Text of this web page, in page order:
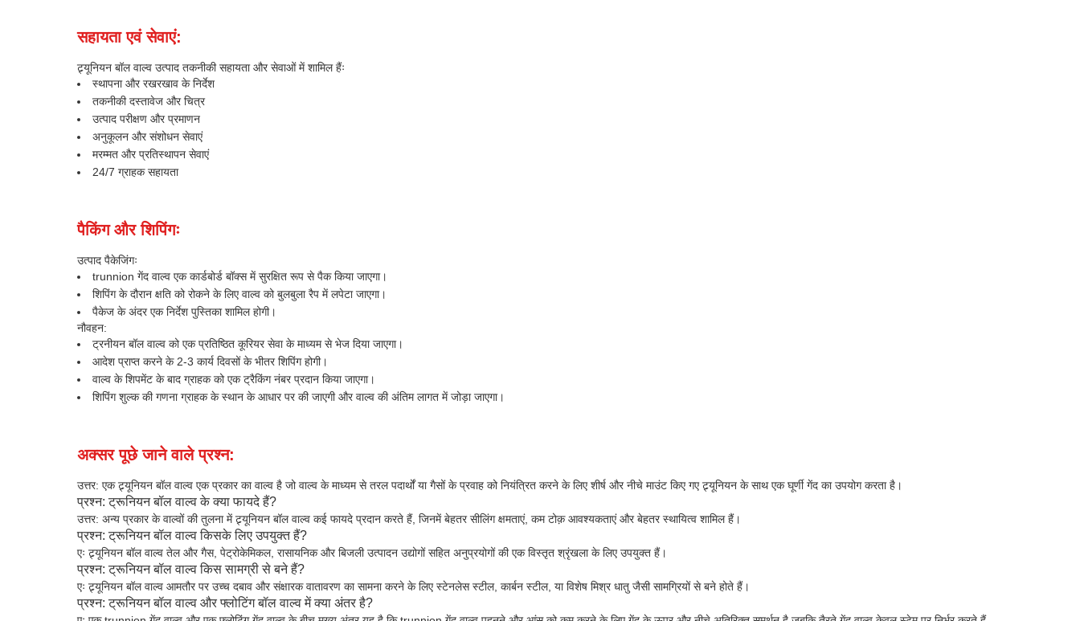
सहायता एवं सेवाएं:
ट्र्यूनियन बॉल वाल्व उत्पाद तकनीकी सहायता और सेवाओं में शामिल हैंः
स्थापना और रखरखाव के निर्देश
तकनीकी दस्तावेज और चित्र
उत्पाद परीक्षण और प्रमाणन
अनुकूलन और संशोधन सेवाएं
मरम्मत और प्रतिस्थापन सेवाएं
24/7 ग्राहक सहायता
पैकिंग और शिपिंगः
उत्पाद पैकेजिंगः
trunnion गेंद वाल्व एक कार्डबोर्ड बॉक्स में सुरक्षित रूप से पैक किया जाएगा।
शिपिंग के दौरान क्षति को रोकने के लिए वाल्व को बुलबुला रैप में लपेटा जाएगा।
पैकेज के अंदर एक निर्देश पुस्तिका शामिल होगी।
नौवहन:
ट्रनीयन बॉल वाल्व को एक प्रतिष्ठित कूरियर सेवा के माध्यम से भेज दिया जाएगा।
आदेश प्राप्त करने के 2-3 कार्य दिवसों के भीतर शिपिंग होगी।
वाल्व के शिपमेंट के बाद ग्राहक को एक ट्रैकिंग नंबर प्रदान किया जाएगा।
शिपिंग शुल्क की गणना ग्राहक के स्थान के आधार पर की जाएगी और वाल्व की अंतिम लागत में जोड़ा जाएगा।
अक्सर पूछे जाने वाले प्रश्न:
उत्तर: एक ट्र्यूनियन बॉल वाल्व एक प्रकार का वाल्व है जो वाल्व के माध्यम से तरल पदार्थों या गैसों के प्रवाह को नियंत्रित करने के लिए शीर्ष और नीचे माउंट किए गए ट्र्यूनियन के साथ एक घूर्णी गेंद का उपयोग करता है।
प्रश्न: ट्रूनियन बॉल वाल्व के क्या फायदे हैं?
उत्तर: अन्य प्रकार के वाल्वों की तुलना में ट्र्यूनियन बॉल वाल्व कई फायदे प्रदान करते हैं, जिनमें बेहतर सीलिंग क्षमताएं, कम टोक़ आवश्यकताएं और बेहतर स्थायित्व शामिल हैं।
प्रश्न: ट्रूनियन बॉल वाल्व किसके लिए उपयुक्त हैं?
एः ट्र्यूनियन बॉल वाल्व तेल और गैस, पेट्रोकेमिकल, रासायनिक और बिजली उत्पादन उद्योगों सहित अनुप्रयोगों की एक विस्तृत श्रृंखला के लिए उपयुक्त हैं।
प्रश्न: ट्रूनियन बॉल वाल्व किस सामग्री से बने हैं?
एः ट्र्यूनियन बॉल वाल्व आमतौर पर उच्च दबाव और संक्षारक वातावरण का सामना करने के लिए स्टेनलेस स्टील, कार्बन स्टील, या विशेष मिश्र धातु जैसी सामग्रियों से बने होते हैं।
प्रश्न: ट्रूनियन बॉल वाल्व और फ्लोटिंग बॉल वाल्व में क्या अंतर है?